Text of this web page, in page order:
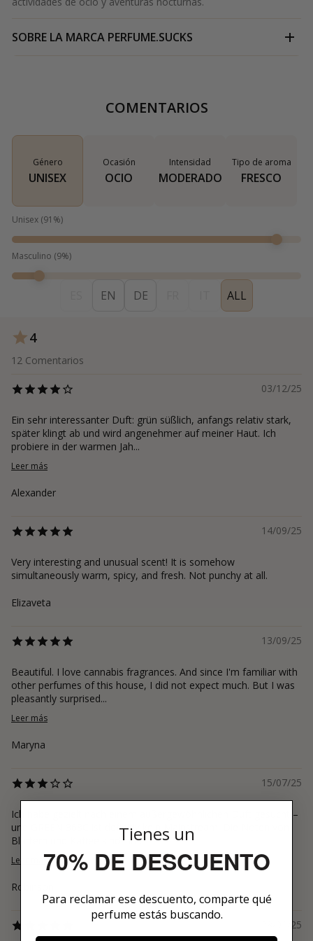
SOBRE LA MARCA PERFUME.SUCKS
COMENTARIOS
Género
UNISEX
Ocasión
OCIO
Intensidad
MODERADO
Tipo de aroma
FRESCO
Unisex (91 %)
Masculino (9%)
EN DE ALL
4
12 Comentarios
03/12/25
Ein sehr interessanter Duft: grün süßlich, anfangs relativ stark,
später klingt ab und wird angenehmer auf meiner Haut. Ich
probiere in der warmen Jah...
Leer más
Alexander
14/09/25
Very interesting and unusual scent! It is somehow
simultaneously warm, spicy, and fresh. Not punchy at all.
Elizaveta
13/09/25
Beautiful. I love cannabis fragrances. And since I'm familiar with
other perfumes of this house, I did not expect much. But I was
pleasantly surprised...
Leer más
Maryna
15/07/25
Ich habe gezielt nach einem außergewöhnlichen Duft gesucht –
und GREEN 368C ist definitiv kein Mainstream. Die Noten von
Blättern und Kaffee sind inte...
Leer más
Robinson
28/02/25
Tienes un
70% DE DESCUENTO
Para reclamar ese descuento, comparte qué
perfume estás buscando.